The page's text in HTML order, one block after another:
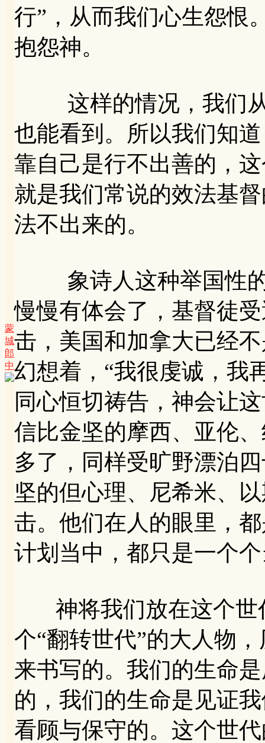
蒙
城
郎
中
行”，从而我们心生怨恨
抱怨神。
这样的情况，我们从
也能看到。所以我们知
靠自己是行不出善的，
就是我们常说的效法基
法不出来的。
象诗人这种举国性的
慢慢有体会了，基督徒
击，美国和加拿大已经
幻想着，“我很虔诚，我
同心恒切祷告，神会让
信比金坚的摩西、亚伦
多了，同样受旷野漂泊
坚的但心理、尼希米、
击。他们在人的眼里，
计划当中，都只是一个
神将我们放在这个世
个“翻转世代”的大人物
来书写的。我们的生命
的，我们的生命是见证
看顾与保守的。这个世